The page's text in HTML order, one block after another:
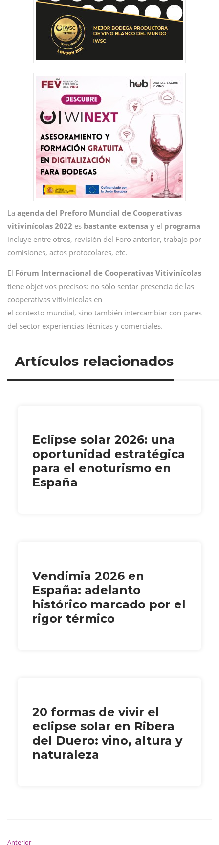
La agenda del Preforo Mundial de Cooperativas
vitivinícolas 2022 es bastante extensa y el programa
incluye entre otros, revisión del Foro anterior, trabajo por
comisiones, actos protocolares, etc.
El Fórum Internacional de Cooperativas Vitivinícolas
tiene objetivos precisos: no sólo sentar presencia de las
cooperativas vitivinícolas en
el contexto mundial, sino también intercambiar con pares
del sector experiencias técnicas y comerciales.
Artículos relacionados
Eclipse solar 2026: una
oportunidad estratégica
para el enoturismo en
España
Vendimia 2026 en
España: adelanto
histórico marcado por el
rigor térmico
20 formas de vivir el
eclipse solar en Ribera
del Duero: vino, altura y
naturaleza
Anterior